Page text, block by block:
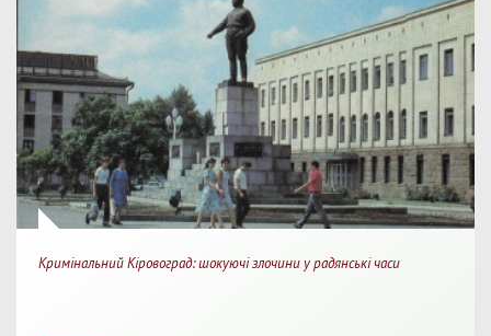
Кримінальний Кіровоград: шокуючі злочини у радянські часи